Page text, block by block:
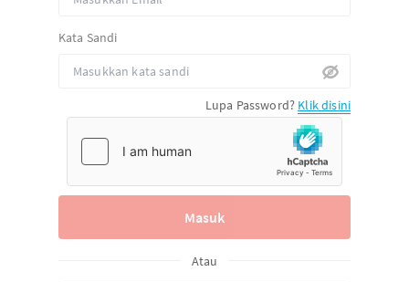
Kata Sandi
Lupa Password? Klik disini
Masuk
Atau